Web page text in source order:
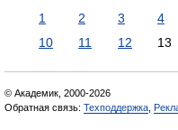
1 2 3 4
10
11 12 13
© Академик, 2000-2026
Обратная связь: Техподдержка